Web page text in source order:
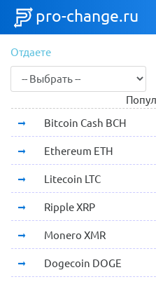
pro-change.ru
Отдаете
Bitcoin Cash BCH
Ethereum ETH
Litecoin LTC
Ripple XRP
Monero XMR
Dogecoin DOGE